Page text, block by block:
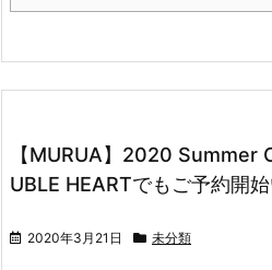
【MURUA】2020 Summer
UBLE HEARTでもご予約開
2020年3月21日 未分類